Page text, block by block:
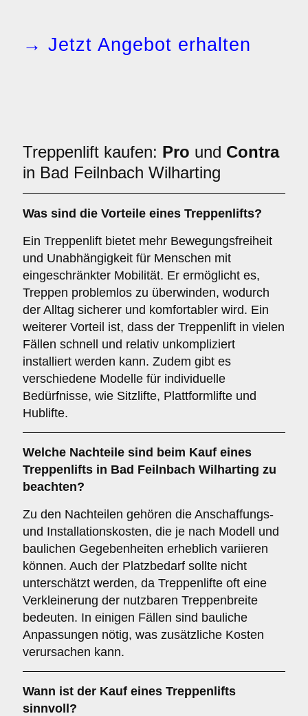
→ Jetzt Angebot erhalten
Treppenlift kaufen: Pro und Contra
in Bad Feilnbach Wilharting
Was sind die Vorteile eines Treppenlifts?
Ein Treppenlift bietet mehr Bewegungsfreiheit
und Unabhängigkeit für Menschen mit
eingeschränkter Mobilität. Er ermöglicht es,
Treppen problemlos zu überwinden, wodurch
der Alltag sicherer und komfortabler wird. Ein
weiterer Vorteil ist, dass der Treppenlift in vielen
Fällen schnell und relativ unkompliziert
installiert werden kann. Zudem gibt es
verschiedene Modelle für individuelle
Bedürfnisse, wie Sitzlifte, Plattformlifte und
Hublifte.
Welche Nachteile sind beim Kauf eines
Treppenlifts in Bad Feilnbach Wilharting zu
beachten?
Zu den Nachteilen gehören die Anschaffungs-
und Installationskosten, die je nach Modell und
baulichen Gegebenheiten erheblich variieren
können. Auch der Platzbedarf sollte nicht
unterschätzt werden, da Treppenlifte oft eine
Verkleinerung der nutzbaren Treppenbreite
bedeuten. In einigen Fällen sind bauliche
Anpassungen nötig, was zusätzliche Kosten
verursachen kann.
Wann ist der Kauf eines Treppenlifts
sinnvoll?